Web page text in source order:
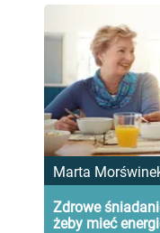
Marta
Zdrowe
żeby mieć